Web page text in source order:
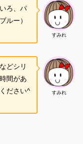
すみれ
ろ、パ
ルー）
すみれ
どシリ
間があ
ださい^